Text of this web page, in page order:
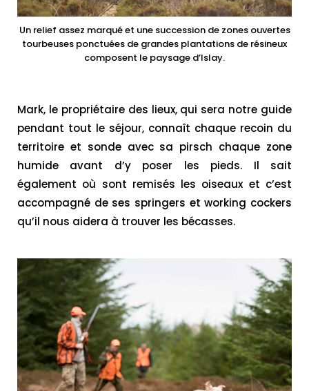
Un relief assez marqué et une succession de zones ouvertes
tourbeuses ponctuées de grandes plantations de résineux
composent le paysage d’Islay.
Mark, le propriétaire des lieux, qui sera notre guide
pendant tout le séjour, connaît chaque recoin du
territoire et sonde avec sa pirsch chaque zone
humide avant d’y poser les pieds. Il sait
également où sont remisés les oiseaux et c’est
accompagné de ses springers et working cockers
qu’il nous aidera à trouver les bécasses.